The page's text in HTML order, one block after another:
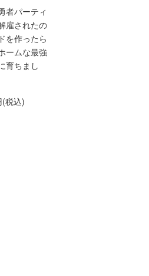
者パーティ
雇されたの
を作ったら
ームな最強
育ちまし
税込)